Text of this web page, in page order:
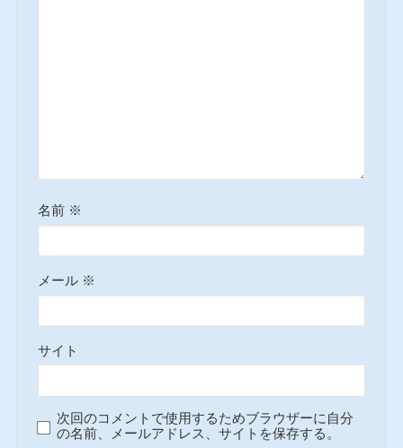
名前 ※
メール ※
サイト
次回のコメントで使用するためブラウザーに自分
の名前、メールアドレス、サイトを保存する。